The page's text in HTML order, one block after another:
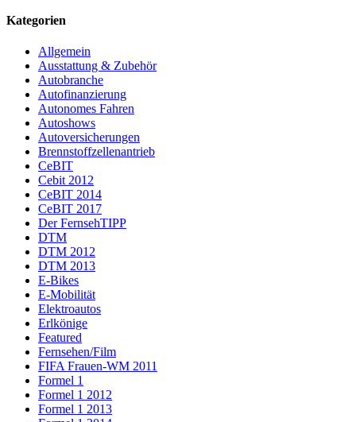
Kategorien
Allgemein
Ausstattung & Zubehör
Autobranche
Autofinanzierung
Autonomes Fahren
Autoshows
Autoversicherungen
Brennstoffzellenantrieb
CeBIT
Cebit 2012
CeBIT 2014
CeBIT 2017
Der FernsehTIPP
DTM
DTM 2012
DTM 2013
E-Bikes
E-Mobilität
Elektroautos
Erlkönige
Featured
Fernsehen/Film
FIFA Frauen-WM 2011
Formel 1
Formel 1 2012
Formel 1 2013